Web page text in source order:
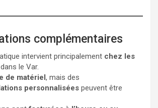
complémentaires
intervient principalement chez les
dans le Var.
de matériel, mais des
personnalisées peuvent être